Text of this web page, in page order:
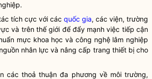
tích cực với các quốc gia, các viện, trường
và trên thế giới để đẩy mạnh việc tiếp cận
mực khoa học và công nghệ lâm nghiệp
nhân lực và nâng cấp trang thiết bị cho
các thoả thuận đa phương về môi trường,